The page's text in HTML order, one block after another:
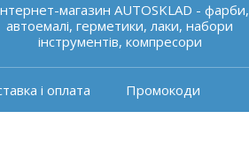
магазин AUTOSKLAD - фарби,
автоемалі, герметики, лаки, набори
інструментів, компресори
і оплата Промокоди